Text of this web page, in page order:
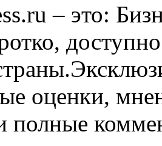
– это:
оценки,
полные